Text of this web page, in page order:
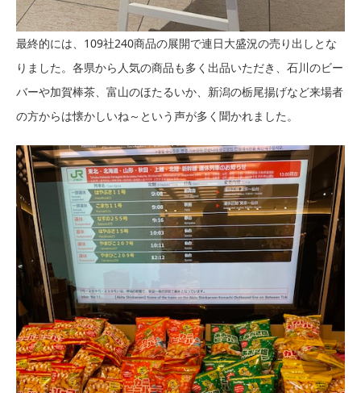
最終的には、109社240商品の展開で連日大盛況の売り出しとな
りました。各県から人気の商品も多く出品いただき、石川のビー
バーや加賀棒茶、富山のほたるいか、新潟の栃尾揚げなど来場者
の方からは懐かしいね～という声が多く聞かれました。